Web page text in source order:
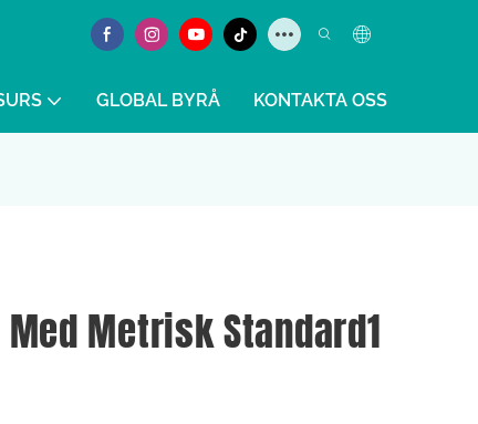
GLOBAL BYRÅ KONTAKTA OSS
Metrisk Standard1